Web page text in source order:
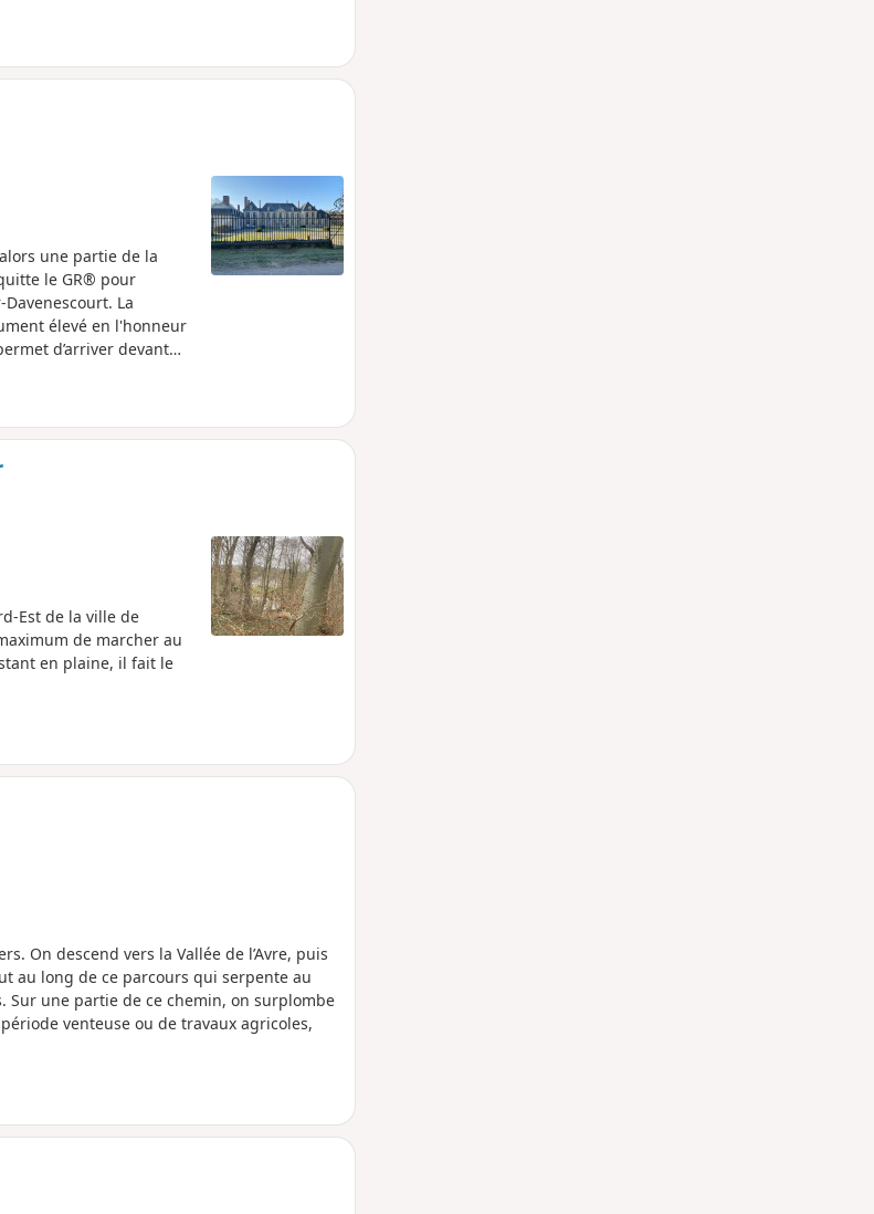
une partie de la
le GR® pour
La
élevé en l'honneur
d’arriver devant
Est de la ville de
de marcher au
en plaine, il fait le
On descend vers la Vallée de l’Avre, puis
au long de ce parcours qui serpente au
Sur une partie de ce chemin, on surplombe
venteuse ou de travaux agricoles,